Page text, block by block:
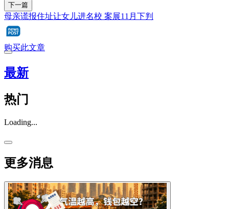
下一篇
母亲谎报住址让女儿进名校 案展11月下判
购买此文章
最新
热门
Loading...
更多消息